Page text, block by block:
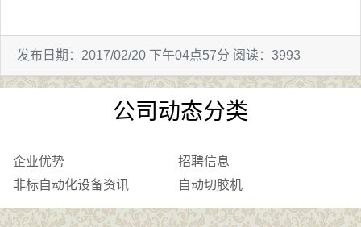
发布日期：2017/02/20 下午04点57分 阅读：3993
公司动态分类
企业优势
招聘信息
非标自动化设备资讯
自动切胶机